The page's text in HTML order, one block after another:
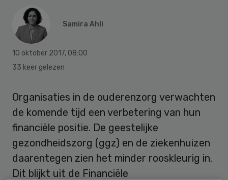
Samira Ahli
10 oktober 2017, 08:00
33 keer gelezen
Organisaties in de ouderenzorg verwachten
de komende tijd een verbetering van hun
financiële positie. De geestelijke
gezondheidszorg (ggz) en de ziekenhuizen
daarentegen zien het minder rooskleurig in.
Dit blijkt uit de Financiële